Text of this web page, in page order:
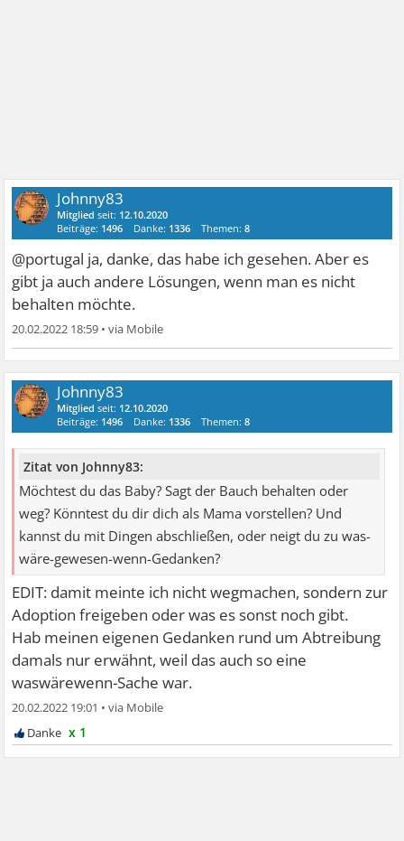
Johnny83
Mitglied seit: 12.10.2020
Beiträge: 1496 Danke: 1336 Themen:8
@portugal ja, danke, das habe ich gesehen. Aber es
gibt ja auch andere Lösungen, wenn man es nicht
behalten möchte.
20.02.2022 18:59 •
Johnny83
Mitglied seit: 12.10.2020
Beiträge: 1496 Danke: 1336 Themen:8
Zitat von Johnny83:
Möchtest du das Baby? Sagt der Bauch behalten oder
weg? Könntest du dir dich als Mama vorstellen? Und
kannst du mit Dingen abschließen, oder neigt du zu was-
wäre-gewesen-wenn-Gedanken?
EDIT: damit meinte ich nicht wegmachen, sondern zur
Adoption freigeben oder was es sonst noch gibt.
Hab meinen eigenen Gedanken rund um Abtreibung
damals nur erwähnt, weil das auch so eine
waswärewenn-Sache war.
20.02.2022 19:01 •
x 1